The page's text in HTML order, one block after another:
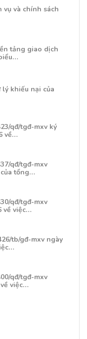
vụ và chính sách
tảng giao dịch
khiếu nại của
qđ/tgđ-mxv ký
về…
qđ/tgđ-mxv
tổng…
qđ/tgđ-mxv
về việc…
tb/gđ-mxv ngày
qđ/tgđ-mxv
việc…